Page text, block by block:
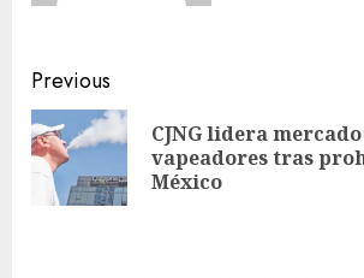
Previous
CJNG lidera
vapeadores tras
México